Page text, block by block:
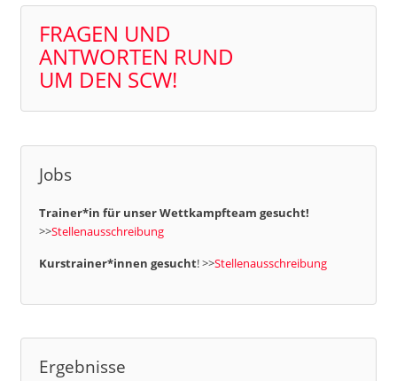
FRAGEN UND
ANTWORTEN RUND
UM DEN SCW!
Jobs
Trainer*in für unser Wettkampfteam gesucht!
>>Stellenausschreibung
Kurstrainer*innen gesucht! >>Stellenausschreibung
Ergebnisse